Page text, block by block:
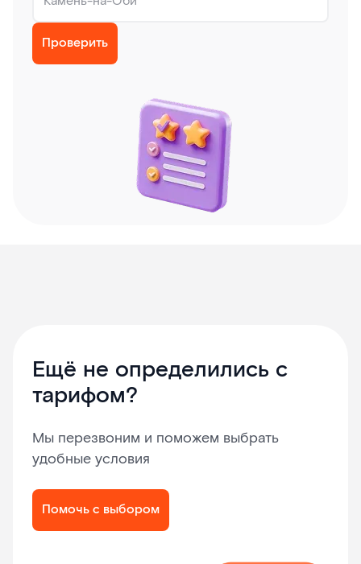
Проверить
Ещё не определились с
тарифом?
Мы перезвоним и поможем выбрать
удобные условия
Помочь с выбором